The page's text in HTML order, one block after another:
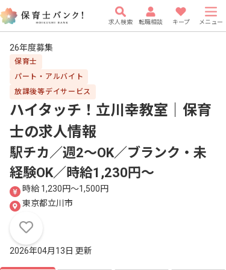
求人検索 転職相談 キープ メニュー
26年度募集
保育士
パート・アルバイト
放課後等デイサービス
ハイタッチ！立川幸教室｜保育
士の求人情報
駅チカ／週2～OK／ブランク・未
経験OK／時給1,230円～
時給 1,230円〜1,500円
東京都立川市
2026年04月13日 更新